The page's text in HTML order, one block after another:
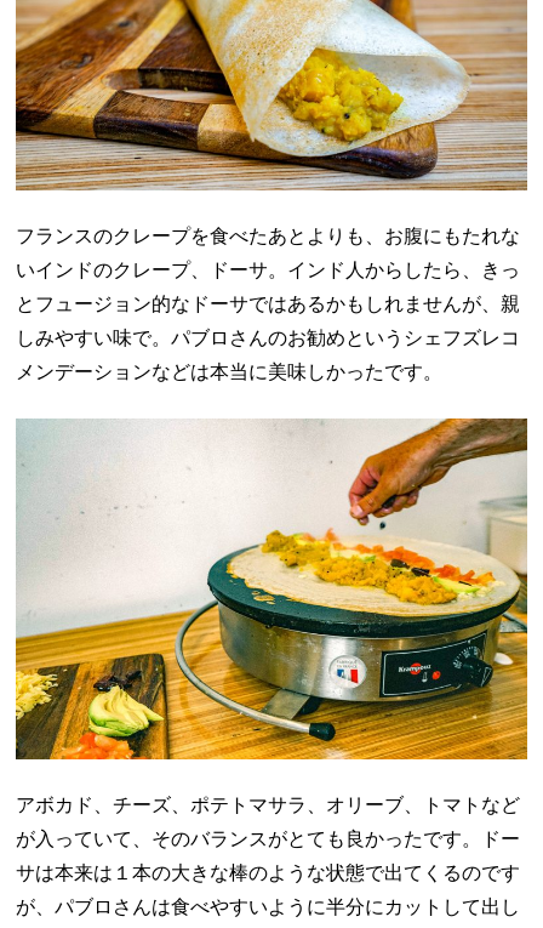
フランスのクレープを食べたあとよりも、お腹にもたれな
いインドのクレープ、ドーサ。インド人からしたら、きっ
とフュージョン的なドーサではあるかもしれませんが、親
しみやすい味で。パブロさんのお勧めというシェフズレコ
メンデーションなどは本当に美味しかったです。
アボカド、チーズ、ポテトマサラ、オリーブ、トマトなど
が入っていて、そのバランスがとても良かったです。ドー
サは本来は１本の大きな棒のような状態で出てくるのです
が、パブロさんは食べやすいように半分にカットして出し